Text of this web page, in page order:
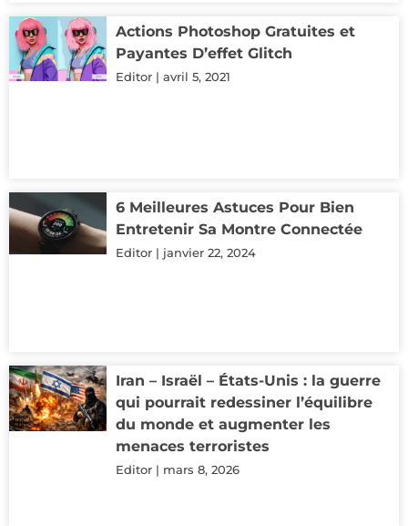
Actions Photoshop Gratuites et
Payantes D’effet Glitch
Editor avril 5, 2021
6 Meilleures Astuces Pour Bien
Entretenir Sa Montre Connectée
Editor janvier 22, 2024
Iran – Israël – États-Unis : la guerre
qui pourrait redessiner l’équilibre
du monde et augmenter les
menaces terroristes
Editor mars 8, 2026